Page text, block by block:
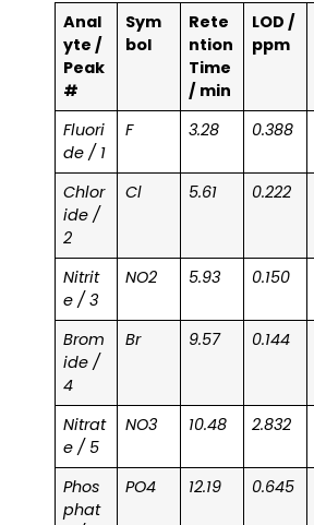
Anal
yte /
Peak
#
Sym
bol
Rete
ntion
Time
/ min
LOD /
ppm
Fluori
de / 1
F 3.28 0.388
Chlor
ide /
2
Cl 5.61 0.222
Nitrit
e / 3
NO2 5.93 0.150
Brom
ide /
4
Br 9.57 0.144
Nitrat
e / 5
NO3 10.48 2.832
Phos
phat
PO4 12.19 0.645